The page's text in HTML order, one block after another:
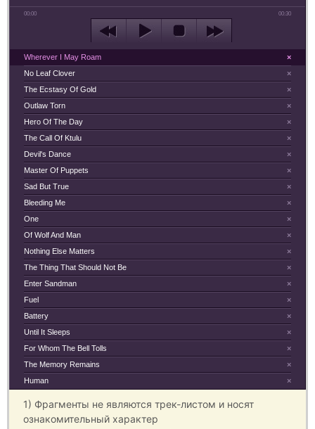
00:00 00:30
×
Wherever I May Roam
×
No Leaf Clover
×
The Ecstasy Of Gold
×
Outlaw Torn
×
Hero Of The Day
×
The Call Of Ktulu
×
Devil's Dance
×
Master Of Puppets
×
Sad But True
×
Bleeding Me
×
One
×
Of Wolf And Man
×
Nothing Else Matters
×
The Thing That Should Not Be
×
Enter Sandman
×
Fuel
×
Battery
×
Until It Sleeps
×
For Whom The Bell Tolls
×
The Memory Remains
×
Human
1) Фрагменты не являются трек-листом и носят
ознакомительный характер